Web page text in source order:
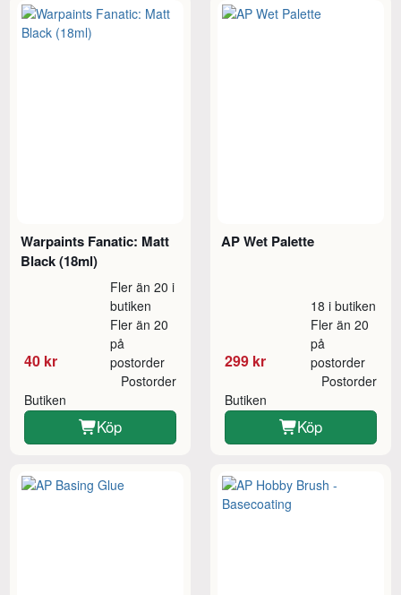
Warpaints Fanatic: Matt
Black (18ml)
40 kr
Fler än 20 i
butiken
Fler än 20
på
postorder
Butiken
Postorder
Köp
AP Wet Palette
299 kr
18 i butiken
Fler än 20
på
postorder
Butiken
Postorder
Köp